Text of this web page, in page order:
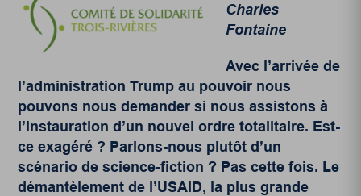
Charles
Fontaine
Avec l’arrivée de
l’administration Trump au pouvoir nous
pouvons nous demander si nous assistons à
l’instauration d’un nouvel ordre totalitaire. Est-
ce exagéré ? Parlons-nous plutôt d’un
scénario de science-fiction ? Pas cette fois. Le
démantèlement de l’USAID, la plus grande